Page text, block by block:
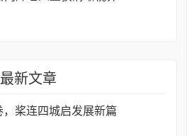
最新文章
桨连四城启发展新篇